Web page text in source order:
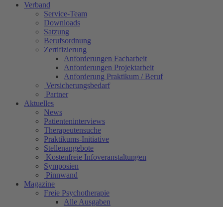
Verband
Service-Team
Downloads
Satzung
Berufsordnung
Zertifizierung
Anforderungen Facharbeit
Anforderungen Projektarbeit
Anforderung Praktikum / Beruf
Versicherungsbedarf
Partner
Aktuelles
News
Patienteninterviews
Therapeutensuche
Praktikums-Initiative
Stellenangebote
Kostenfreie Infoveranstaltungen
Symposien
Pinnwand
Magazine
Freie Psychotherapie
Alle Ausgaben